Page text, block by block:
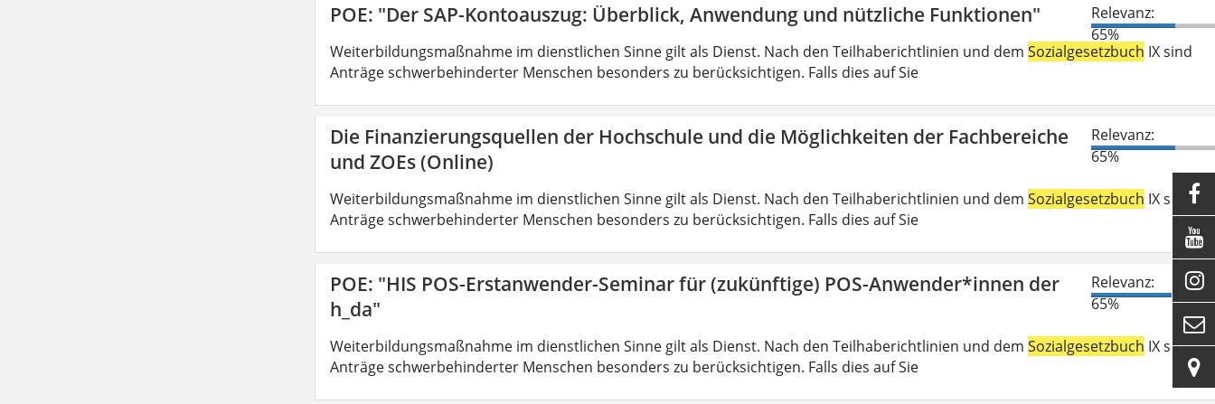
POE: "Der SAP-Kontoauszug: Überblick, Anwendung und nützliche Funktionen"
Relevanz:
65%
Weiterbildungsmaßnahme im dienstlichen Sinne gilt als Dienst. Nach den Teilhaberichtlinien und dem Sozialgesetzbuch IX sind
Anträge schwerbehinderter Menschen besonders zu berücksichtigen. Falls dies auf Sie
Die Finanzierungsquellen der Hochschule und die Möglichkeiten der Fachbereiche
und ZOEs (Online)
Relevanz:
65%
Weiterbildungsmaßnahme im dienstlichen Sinne gilt als Dienst. Nach den Teilhaberichtlinien und dem Sozialgesetzbuch IX sind
Anträge schwerbehinderter Menschen besonders zu berücksichtigen. Falls dies auf Sie
POE: "HIS POS-Erstanwender-Seminar für (zukünftige) POS-Anwender*innen der
h_da"
Relevanz:
65%
Weiterbildungsmaßnahme im dienstlichen Sinne gilt als Dienst. Nach den Teilhaberichtlinien und dem Sozialgesetzbuch IX sind
Anträge schwerbehinderter Menschen besonders zu berücksichtigen. Falls dies auf Sie




